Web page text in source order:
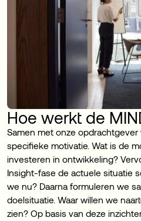
Hoe werkt de
Samen met onze
specifieke motivatie. Wat is de
investeren in ontwikkeling?
Insight-fase de actuele situatie
we nu? Daarna formuleren we
doelsituatie. Waar willen we
zien? Op basis van deze